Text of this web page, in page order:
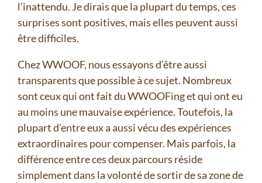
l’inattendu. Je dirais que la plupart du temps, ces
surprises sont positives, mais elles peuvent aussi
être difficiles.
Chez WWOOF, nous essayons d’être aussi
transparents que possible à ce sujet. Nombreux
sont ceux qui ont fait du WWOOFing et qui ont eu
au moins une mauvaise expérience. Toutefois, la
plupart d’entre eux a aussi vécu des expériences
extraordinaires pour compenser. Mais parfois, la
différence entre ces deux parcours réside
simplement dans la volonté de sortir de sa zone de